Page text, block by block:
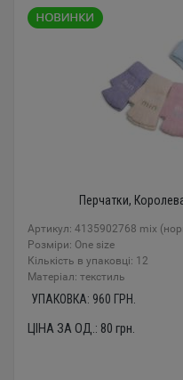
Перчатки,
Артикул: 4135902768 mix
Розміри: One size
Кількість в упаковці: 12
Mатеріал: текстиль
УПАКОВКА: 960 ГРН.
ЦІНА ЗА ОД.: 80 грн.